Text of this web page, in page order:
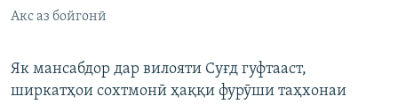
Акс аз бойгонӣ
Як мансабдор дар вилояти Суғд гуфтааст,
ширкатҳои сохтмонӣ ҳаққи фурӯши таҳхонаи